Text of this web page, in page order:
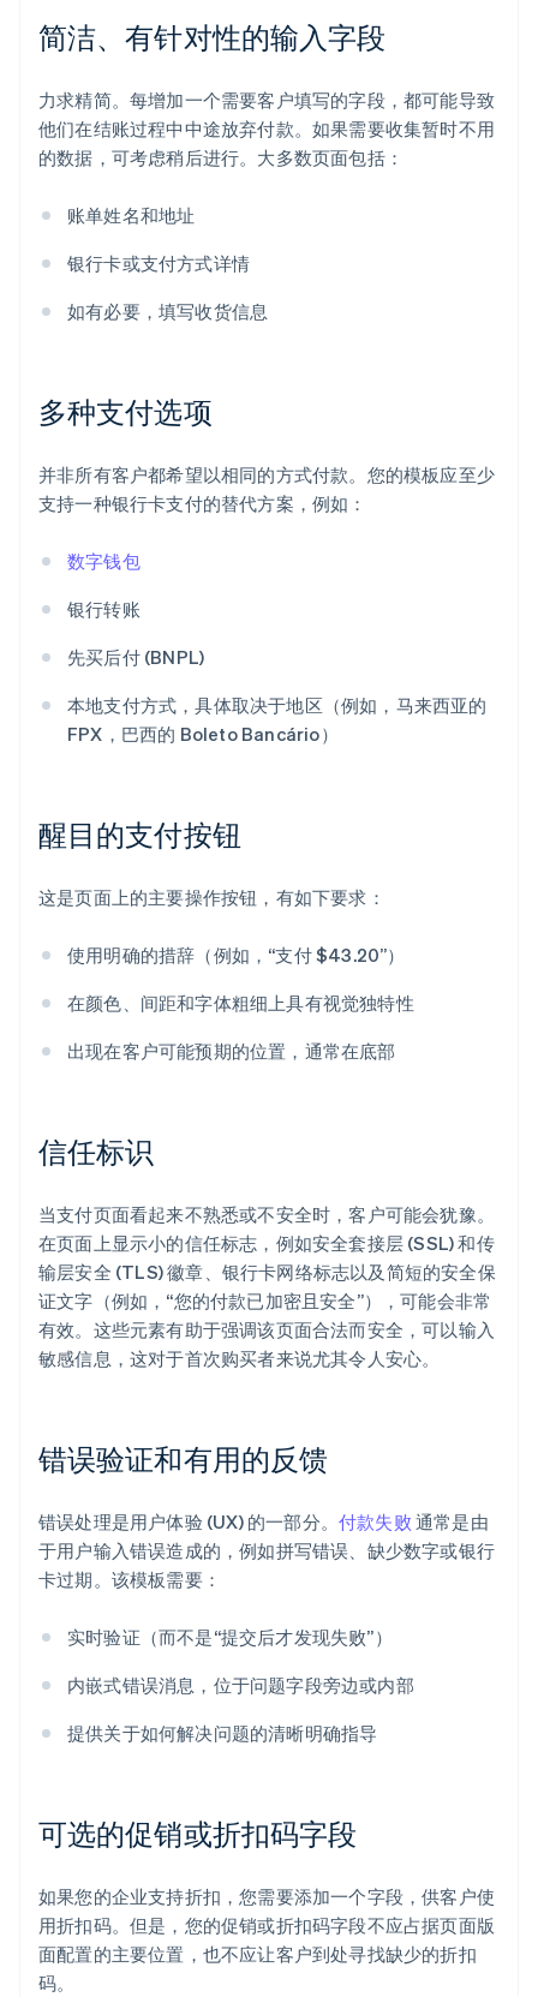
简洁、有针对性的输入字段
力求精简。每增加一个需要客户填写的字段，都可能导致
他们在结账过程中中途放弃付款。如果需要收集暂时不用
的数据，可考虑稍后进行。大多数页面包括：
账单姓名和地址
银行卡或支付方式详情
如有必要，填写收货信息
多种支付选项
并非所有客户都希望以相同的方式付款。您的模板应至少
支持一种银行卡支付的替代方案，例如：
数字钱包
银行转账
先买后付 (BNPL)
本地支付方式，具体取决于地区（例如，马来西亚的
FPX，巴西的 Boleto Bancário）
醒目的支付按钮
这是页面上的主要操作按钮，有如下要求：
使用明确的措辞（例如，“支付 $43.20”）
在颜色、间距和字体粗细上具有视觉独特性
出现在客户可能预期的位置，通常在底部
信任标识
当支付页面看起来不熟悉或不安全时，客户可能会犹豫。
在页面上显示小的信任标志，例如安全套接层 (SSL) 和传
输层安全 (TLS) 徽章、银行卡网络标志以及简短的安全保
证文字（例如，“您的付款已加密且安全”），可能会非常
有效。这些元素有助于强调该页面合法而安全，可以输入
敏感信息，这对于首次购买者来说尤其令人安心。
错误验证和有用的反馈
错误处理是用户体验 (UX) 的一部分。 付款失败 通常是由
于用户输入错误造成的，例如拼写错误、缺少数字或银行
卡过期。该模板需要：
实时验证（而不是“提交后才发现失败”）
内嵌式错误消息，位于问题字段旁边或内部
提供关于如何解决问题的清晰明确指导
可选的促销或折扣码字段
如果您的企业支持折扣，您需要添加一个字段，供客户使
用折扣码。但是，您的促销或折扣码字段不应占据页面版
面配置的主要位置，也不应让客户到处寻找缺少的折扣
码。